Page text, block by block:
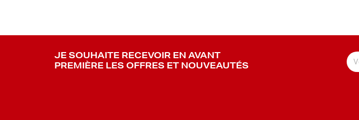
JE SOUHAITE RECEVOIR EN AVANT
PREMIÈRE LES OFFRES ET NOUVEAUTÉS